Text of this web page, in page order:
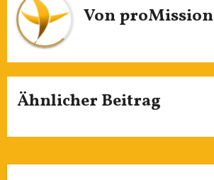
VonproMission
Ähnlicher Beitrag